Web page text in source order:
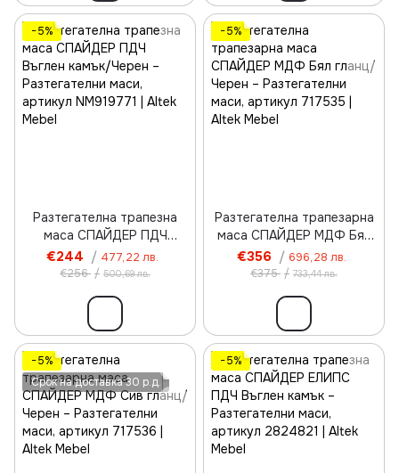
−5%
Разтегателна трапезна
маса СПАЙДЕР ПДЧ
Въглен камък/Черен
€244 / 477,22 лв.
€256 / 500,69 лв.
−5%
Разтегателна трапезарна
маса СПАЙДЕР МДФ Бял
гланц/Черен
€356 / 696,28 лв.
€375 / 733,44 лв.
−5%
Срок на доставка 30 р.д.
−5%